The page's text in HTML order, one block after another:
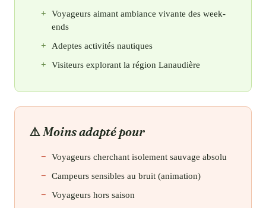
Voyageurs aimant ambiance vivante des week-
ends
Adeptes activités nautiques
Visiteurs explorant la région Lanaudière
Moins adapté pour
Voyageurs cherchant isolement sauvage absolu
Campeurs sensibles au bruit (animation)
Voyageurs hors saison